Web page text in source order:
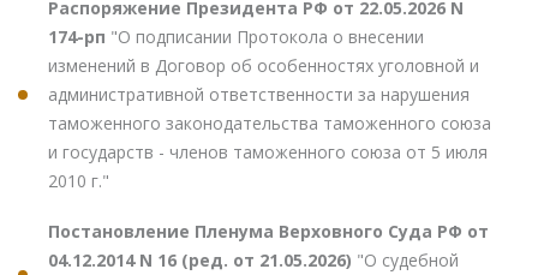
Распоряжение Президента РФ от 22.05.2026 N
174-рп "О подписании Протокола о внесении
изменений в Договор об особенностях уголовной и
административной ответственности за нарушения
таможенного законодательства таможенного союза
и государств - членов таможенного союза от 5 июля
2010 г."
Постановление Пленума Верховного Суда РФ от
04.12.2014 N 16 (ред. от 21.05.2026) "О судебной